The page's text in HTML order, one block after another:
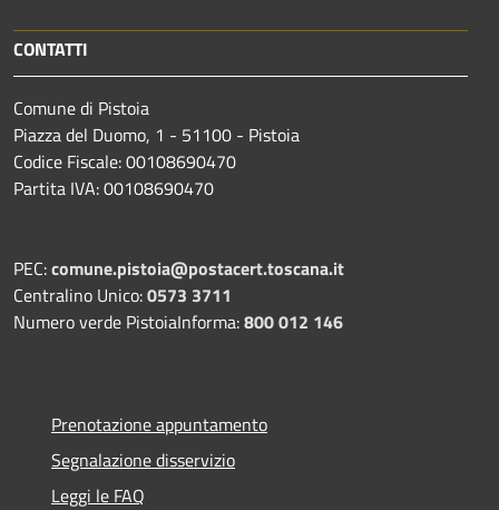
CONTATTI
Comune di Pistoia
Piazza del Duomo, 1 - 51100 - Pistoia
Codice Fiscale: 00108690470
Partita IVA: 00108690470
PEC:comune.pistoia@postacert.toscana.it
Centralino Unico:0573 3711
Numero verde PistoiaInforma:800 012 146
Prenotazione appuntamento
Segnalazione disservizio
Leggi le FAQ